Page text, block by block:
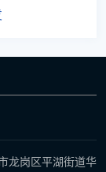
龙岗区平湖街道华